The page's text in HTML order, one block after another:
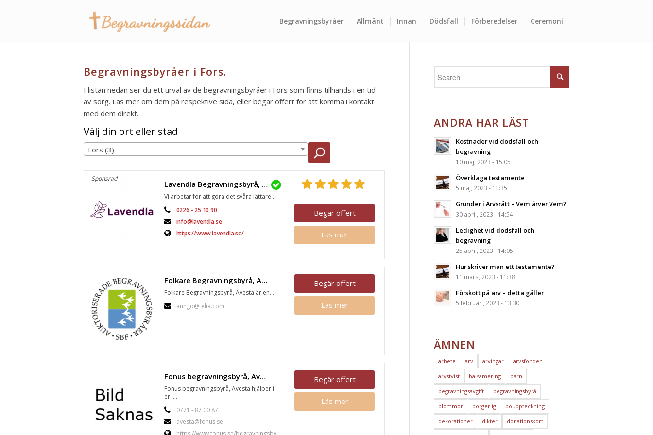
Begravningsbyråer Allmänt Innan Dödsfall Förberedelser Ceremoni
Begravningsbyråer i Fors.
I listan nedan ser du ett urval av de begravningsbyråer i Fors som finns tillhands i en tid
av sorg. Läs mer om dem på respektive sida, eller begär offert för att komma i kontakt
med dem direkt.
Välj din ort eller stad
Fors (3)
Sponsrad
Lavendla Begravningsbyrå, Avesta
Vi arbetar för att göra det svåra lättare...
0226 - 25 10 90
info@lavendla.se
https://www.lavendla.se/
Begär offert
Läs mer
Folkare Begravningsbyrå, Avesta
Folkare Begravningsbyrå, Avesta är en...
anngo@telia.com
Begär offert
Läs mer
Fonus begravningsbyrå, Avesta
Fonus begravningsbyrå, Avesta hjälper i
er i...
0771 - 87 00 87
avesta@fonus.se
https://www.fonus.se/begravningsby
Begär offert
Läs mer
ANDRA HAR LÄST
Kostnader vid dödsfall och
begravning
10 maj, 2023 - 15:05
Överklaga testamente
5 maj, 2023 - 13:35
Grunder i Arvsrätt – Vem ärver Vem?
30 april, 2023 - 14:54
Ledighet vid dödsfall och
begravning
25 april, 2023 - 14:05
Hur skriver man ett testamente?
11 mars, 2023 - 11:38
Förskott på arv – detta gäller
5 februari, 2023 - 13:30
ÄMNEN
arbete arv arvingar arvsfonden
arvstvist balsamering barn
begravningsavgift begravningsbyrå
blommor borgerlig bouppteckning
dekorationer dikter donationskort